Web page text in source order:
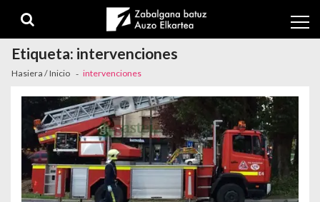
Etiqueta: intervenciones
Hasiera / Inicio intervenciones